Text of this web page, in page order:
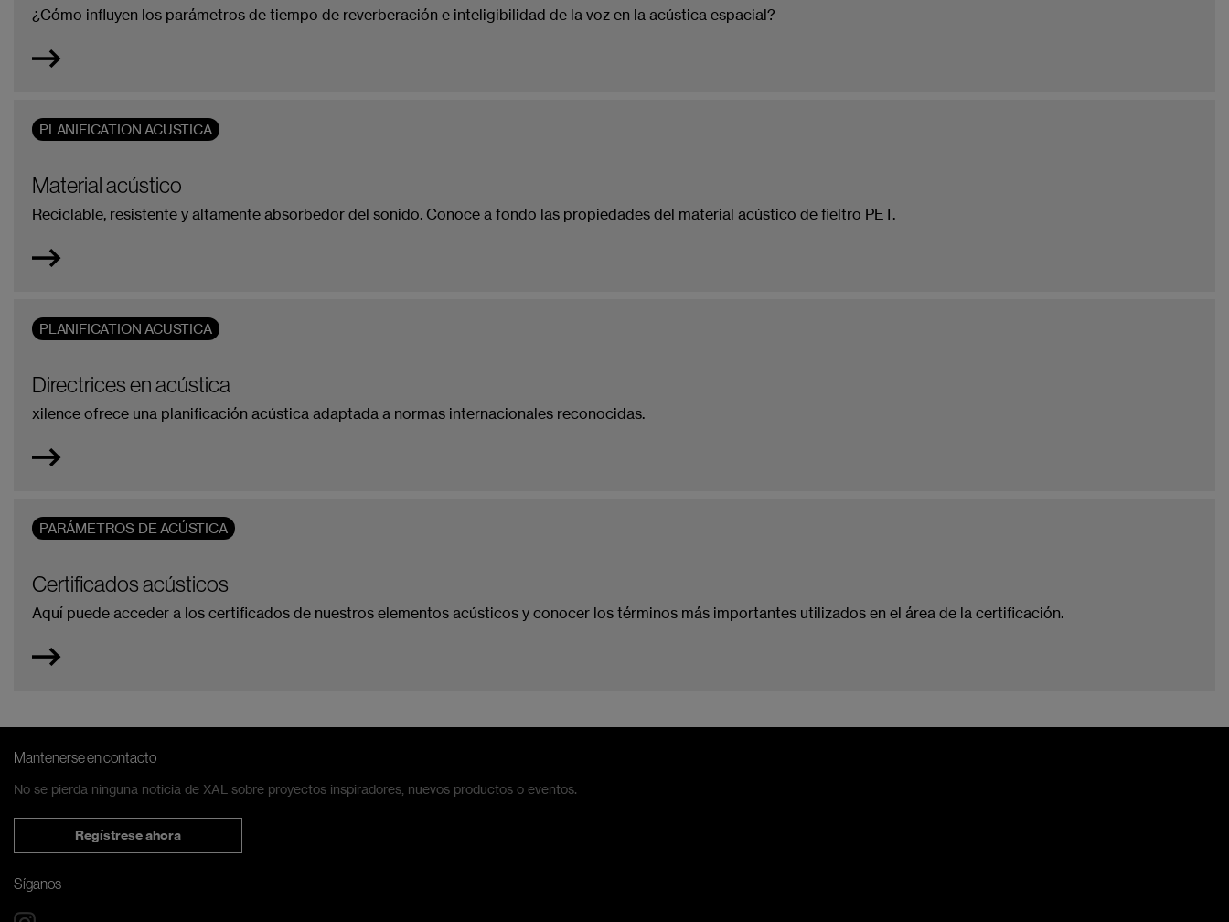
¿Cómo influyen los parámetros de tiempo de reverberación e inteligibilidad de la voz en la acústica espacial?
PLANIFICATION ACUSTICA
Material acústico
Reciclable, resistente y altamente absorbedor del sonido. Conoce a fondo las propiedades del material acústico de fieltro PET.
PLANIFICATION ACUSTICA
Directrices en acústica
xilence ofrece una planificación acústica adaptada a normas internacionales reconocidas.
PARÁMETROS DE ACÚSTICA
Certificados acústicos
Aquí puede acceder a los certificados de nuestros elementos acústicos y conocer los términos más importantes utilizados en el área de la certificación.
Mantenerse en contacto
No se pierda ninguna noticia de XAL sobre proyectos inspiradores, nuevos productos o eventos.
Regístrese ahora
Síganos